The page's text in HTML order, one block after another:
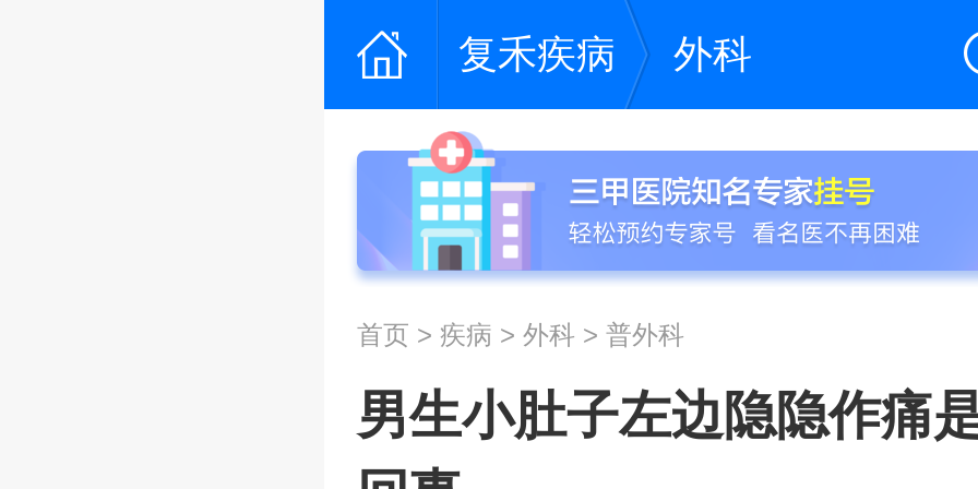
复禾疾病 外科
首页 > 疾病 > 外科 > 普外科
男生小肚子左边隐隐作痛